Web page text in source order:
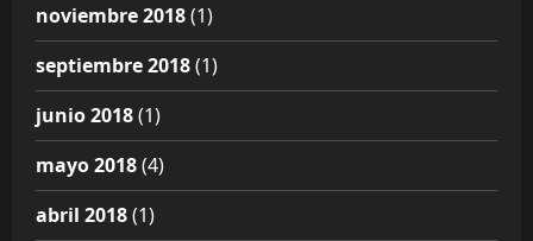
noviembre 2018(1)
septiembre 2018(1)
junio 2018(1)
mayo 2018(4)
abril 2018(1)